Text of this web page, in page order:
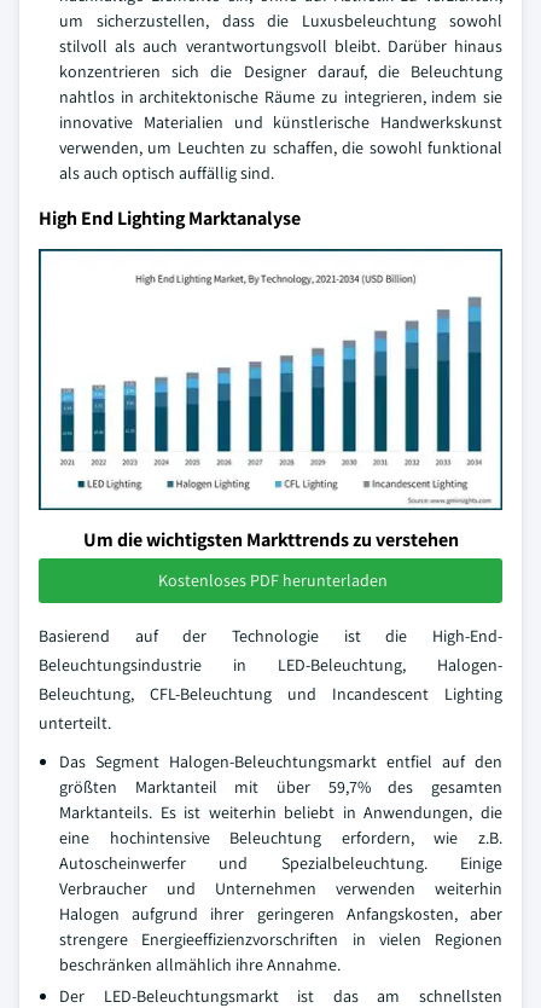
um sicherzustellen, dass die Luxusbeleuchtung sowohl
stilvoll als auch verantwortungsvoll bleibt. Darüber hinaus
konzentrieren sich die Designer darauf, die Beleuchtung
nahtlos in architektonische Räume zu integrieren, indem sie
innovative Materialien und künstlerische Handwerkskunst
verwenden, um Leuchten zu schaffen, die sowohl funktional
als auch optisch auffällig sind.
High End Lighting Marktanalyse
Um die wichtigsten Markttrends zu verstehen
Kostenloses PDF herunterladen
Basierend auf der Technologie ist die High-End-
Beleuchtungsindustrie in LED-Beleuchtung, Halogen-
Beleuchtung, CFL-Beleuchtung und Incandescent Lighting
unterteilt.
Das Segment Halogen-Beleuchtungsmarkt entfiel auf den
größten Marktanteil mit über 59,7% des gesamten
Marktanteils. Es ist weiterhin beliebt in Anwendungen, die
eine hochintensive Beleuchtung erfordern, wie z.B.
Autoscheinwerfer und Spezialbeleuchtung. Einige
Verbraucher und Unternehmen verwenden weiterhin
Halogen aufgrund ihrer geringeren Anfangskosten, aber
strengere Energieeffizienzvorschriften in vielen Regionen
beschränken allmählich ihre Annahme.
Der LED-Beleuchtungsmarkt ist das am schnellsten